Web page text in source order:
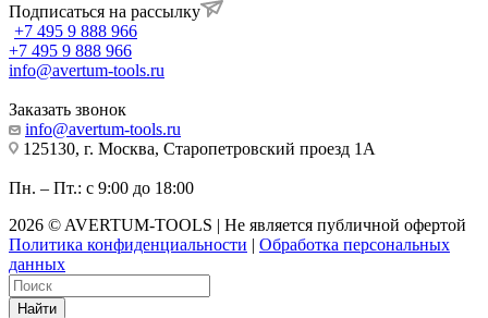
Подписаться на рассылку
+7 495 9 888 966
+7 495 9 888 966
info@avertum-tools.ru
Заказать звонок
info@avertum-tools.ru
125130, г. Москва, Старопетровский проезд 1А
Пн. – Пт.: с 9:00 до 18:00
2026 © AVERTUM-TOOLS | Не является публичной офертой
Политика конфиденциальности | Обработка персональных
данных
Найти